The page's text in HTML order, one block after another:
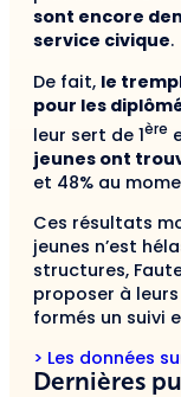
sont encore
service civique.
De fait, le
pour les
leur sert de 1ère
jeunes ont
et 48% au
Ces résultats
jeunes n’est
structures,
proposer à leurs
formés un suivi
> Les données
Dernières